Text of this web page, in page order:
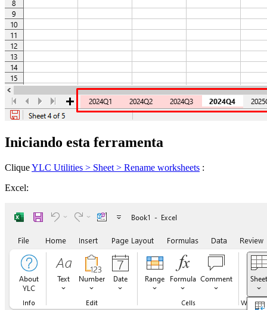
Iniciando esta ferramenta
CliqueYLC Utilities > Sheet > Rename worksheets :
Excel: